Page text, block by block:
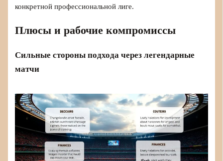
конкретной профессиональной лиге.
Плюсы и рабочие компромиссы
Сильные стороны подхода через легендарные
матчи